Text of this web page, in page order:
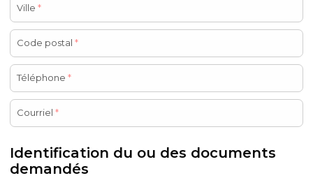
Ville *
Code postal *
Téléphone *
Courriel *
Identification du ou des documents
demandés